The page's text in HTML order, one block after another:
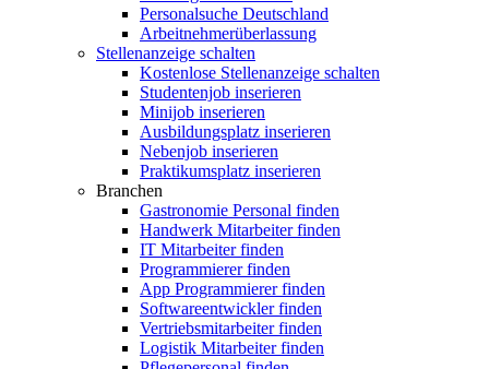
Personalsuche Deutschland
Arbeitnehmerüberlassung
Stellenanzeige schalten
Kostenlose Stellenanzeige schalten
Studentenjob inserieren
Minijob inserieren
Ausbildungsplatz inserieren
Nebenjob inserieren
Praktikumsplatz inserieren
Branchen
Gastronomie Personal finden
Handwerk Mitarbeiter finden
IT Mitarbeiter finden
Programmierer finden
App Programmierer finden
Softwareentwickler finden
Vertriebsmitarbeiter finden
Logistik Mitarbeiter finden